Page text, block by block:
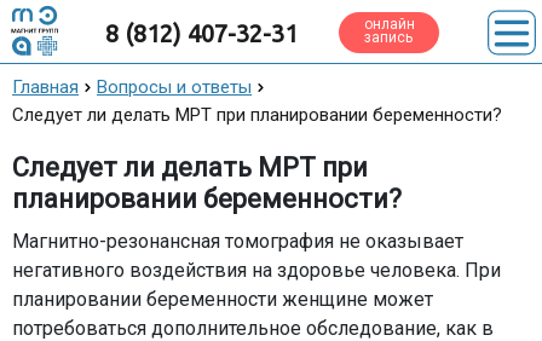
8 (812) 407-32-31 онлайн
запись
Главная
Вопросы и ответы
Следует ли делать МРТ при планировании беременности?
Следует ли делать МРТ при
планировании беременности?
Магнитно-резонансная томография не оказывает
негативного воздействия на здоровье человека. При
планировании беременности женщине может
потребоваться дополнительное обследование, как в